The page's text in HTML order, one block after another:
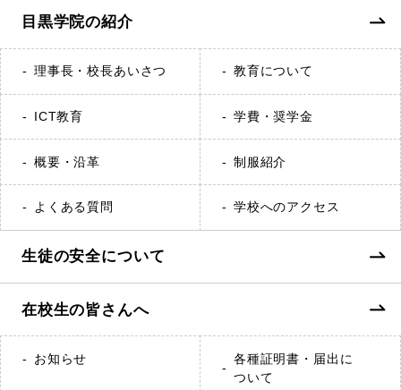
目黒学院の紹介
理事長・校長あいさつ 教育について
ICT教育 学費・奨学金
概要・沿革 制服紹介
よくある質問 学校へのアクセス
生徒の安全について
在校生の皆さんへ
お知らせ
各種証明書・届出に
ついて